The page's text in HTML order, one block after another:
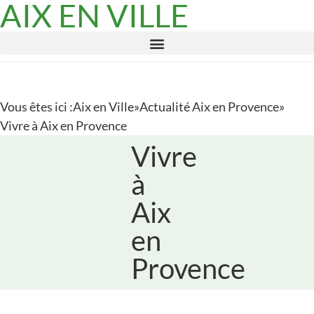
AIX EN VILLE
Vous êtes ici :Aix en Ville»Actualité Aix en Provence»
Vivre à Aix en Provence
Vivre
à
Aix
en
Provence